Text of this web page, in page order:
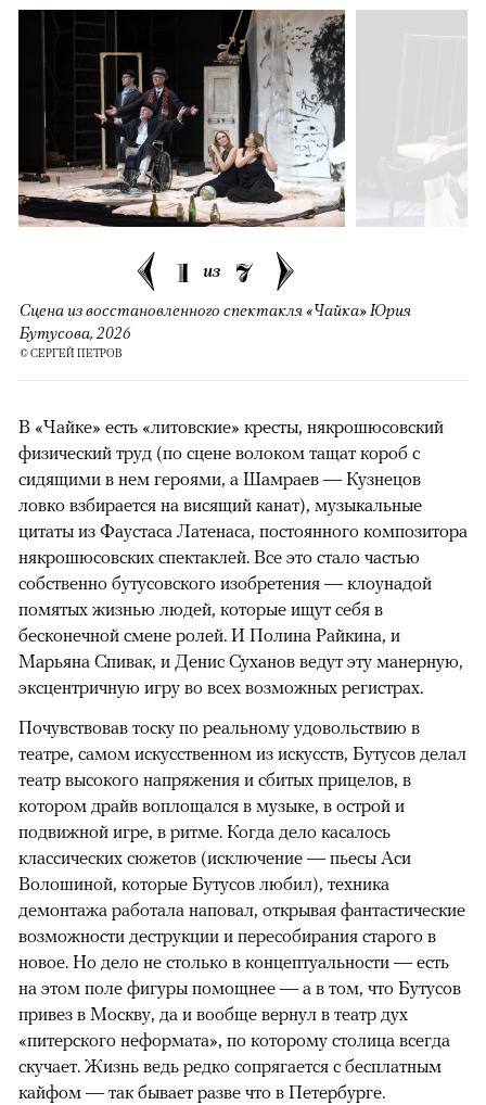
1 из 7
Сцена из восстановленного спектакля «Чайка» Юрия
Бутусова, 2026
© СЕРГЕЙ ПЕТРОВ
В «Чайке» есть «литовские» кресты, някрошюсовский
физический труд (по сцене волоком тащат короб с
сидящими в нем героями, а Шамраев — Кузнецов
ловко взбирается на висящий канат), музыкальные
цитаты из Фаустаса Латенаса, постоянного композитора
някрошюсовских спектаклей. Все это стало частью
собственно бутусовского изобретения — клоунадой
помятых жизнью людей, которые ищут себя в
бесконечной смене ролей. И Полина Райкина, и
Марьяна Спивак, и Денис Суханов ведут эту манерную,
эксцентричную игру во всех возможных регистрах.
Почувствовав тоску по реальному удовольствию в
театре, самом искусственном из искусств, Бутусов делал
театр высокого напряжения и сбитых прицелов, в
котором драйв воплощался в музыке, в острой и
подвижной игре, в ритме. Когда дело касалось
классических сюжетов (исключение — пьесы Аси
Волошиной, которые Бутусов любил), техника
демонтажа работала наповал, открывая фантастические
возможности деструкции и пересобирания старого в
новое. Но дело не столько в концептуальности — есть
на этом поле фигуры помощнее — а в том, что Бутусов
привез в Москву, да и вообще вернул в театр дух
«питерского неформата», по которому столица всегда
скучает. Жизнь ведь редко сопрягается с бесплатным
кайфом — так бывает разве что в Петербурге.